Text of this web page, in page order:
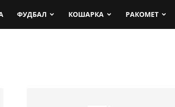
ФУДБАЛ КОШАРКА РАКОМЕТ